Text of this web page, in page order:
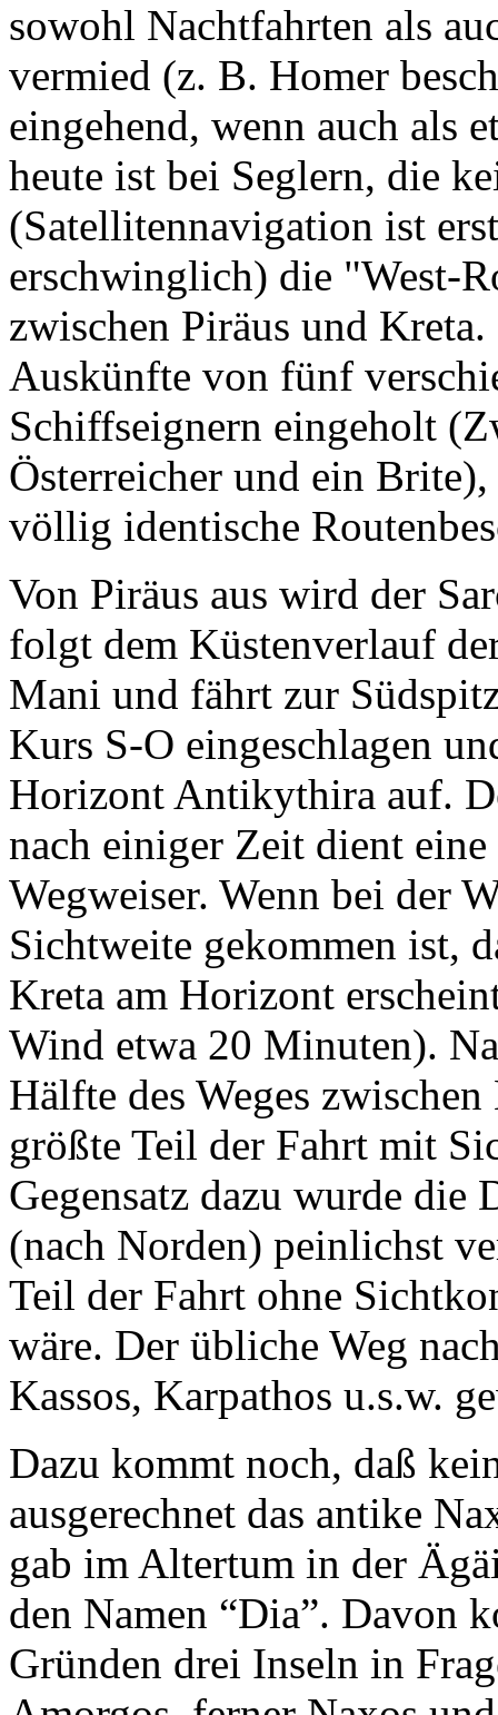
sowohl Nachtfahrten als
vermied (z. B. Homer
eingehend, wenn auch als
heute ist bei Seglern, die
(Satellitennavigation ist
erschwinglich) die "West-
zwischen Piräus und
Auskünfte von fünf
Schiffseignern eingeholt
Österreicher und ein
völlig identische
Von Piräus aus wird der
folgt dem Küstenverlauf
Mani und fährt zur
Kurs S-O eingeschlagen
Horizont Antikythira auf.
nach einiger Zeit dient
Wegweiser. Wenn bei der
Sichtweite gekommen ist,
Kreta am Horizont
Wind etwa 20 Minuten).
Hälfte des Weges
größte Teil der Fahrt mit
Gegensatz dazu wurde
(nach Norden) peinlichst
Teil der Fahrt ohne
wäre. Der übliche Weg
Kassos, Karpathos u.s.w.
Dazu kommt noch, daß
ausgerechnet das antike
gab im Altertum in der
den Namen “Dia”. Davon
Gründen drei Inseln in